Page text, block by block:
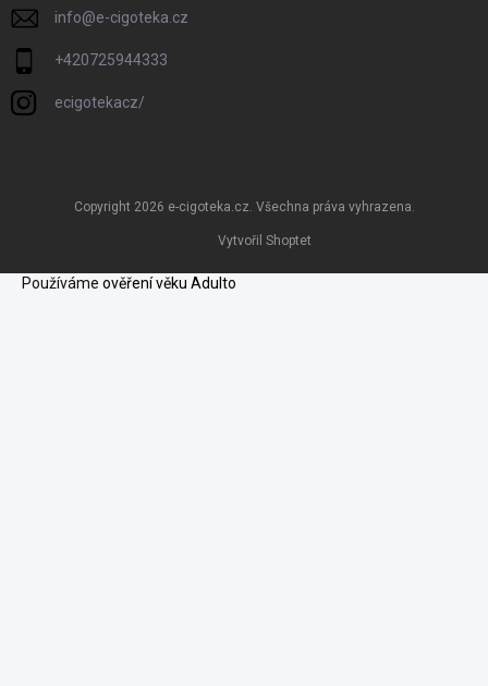
info@e-cigoteka.cz
+420725944333
ecigotekacz/
Vytvořil Shoptet
Copyright 2026 e-cigoteka.cz. Všechna práva vyhrazena.
Používáme ověření věku Adulto